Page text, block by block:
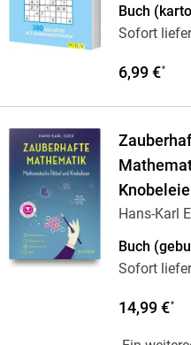
Buch
Sofort
6,99 €*
Hans-Karl
Buch
Sofort
14,99 €*